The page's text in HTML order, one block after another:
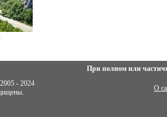
При полном или
- 2024
О